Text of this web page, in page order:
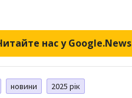
нас у Google.News
новини 2025 рік